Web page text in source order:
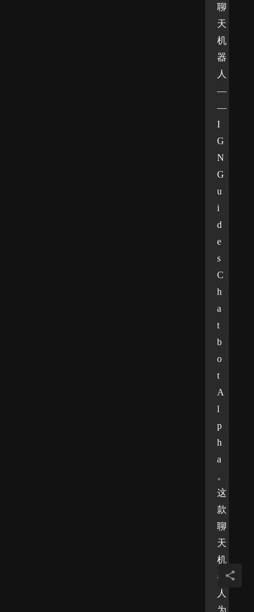
聊
天
机
器
人
—
—
I
G
N
G
u
i
d
e
s
C
h
a
t
b
o
t
A
l
p
h
a
。
这
款
聊
天
机
器
人
为